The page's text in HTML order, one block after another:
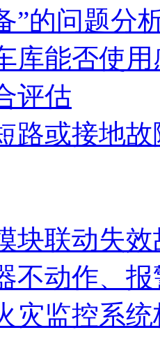
”的问题分
库能否使
评估
路或接地
块联动失效
不动作、
灾监控系